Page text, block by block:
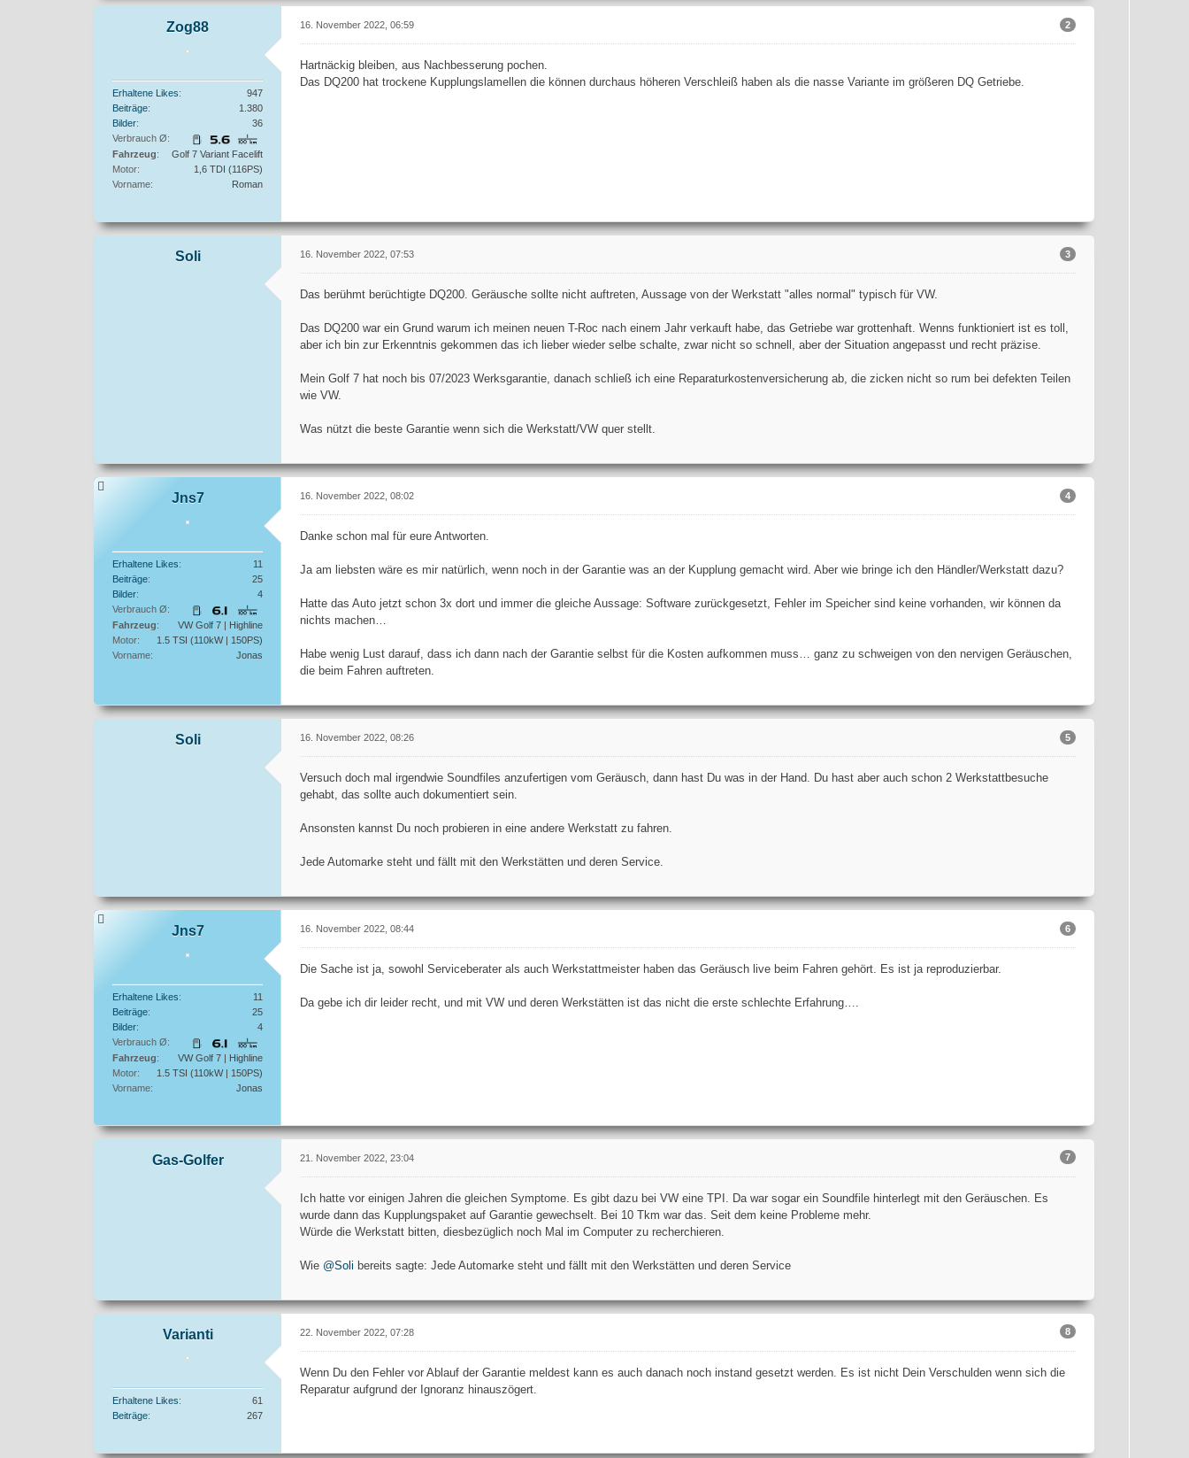
Zog88
Erhaltene Likes
947
Beiträge
1.380
Bilder
36
Verbrauch Ø
Fahrzeug
Golf 7 Variant Facelift
Motor
1,6 TDI (116PS)
Vorname
Roman
2
16. November 2022, 06:59
Hartnäckig bleiben, aus Nachbesserung pochen.
Das DQ200 hat trockene Kupplungslamellen die können durchaus höheren Verschleiß haben als die nasse Variante im größeren DQ Getriebe.
Soli 3
16. November 2022, 07:53
Das berühmt berüchtigte DQ200. Geräusche sollte nicht auftreten, Aussage von der Werkstatt "alles normal" typisch für VW.
Das DQ200 war ein Grund warum ich meinen neuen T-Roc nach einem Jahr verkauft habe, das Getriebe war grottenhaft. Wenns funktioniert ist es toll,
aber ich bin zur Erkenntnis gekommen das ich lieber wieder selbe schalte, zwar nicht so schnell, aber der Situation angepasst und recht präzise.
Mein Golf 7 hat noch bis 07/2023 Werksgarantie, danach schließ ich eine Reparaturkostenversicherung ab, die zicken nicht so rum bei defekten Teilen
wie VW.
Was nützt die beste Garantie wenn sich die Werkstatt/VW quer stellt.
Jns7
Erhaltene Likes
11
Beiträge
25
Bilder
4
Verbrauch Ø
Fahrzeug
VW Golf 7 | Highline
Motor
1.5 TSI (110kW | 150PS)
Vorname
Jonas
4
16. November 2022, 08:02
Danke schon mal für eure Antworten.
Ja am liebsten wäre es mir natürlich, wenn noch in der Garantie was an der Kupplung gemacht wird. Aber wie bringe ich den Händler/Werkstatt dazu?
Hatte das Auto jetzt schon 3x dort und immer die gleiche Aussage: Software zurückgesetzt, Fehler im Speicher sind keine vorhanden, wir können da
nichts machen…
Habe wenig Lust darauf, dass ich dann nach der Garantie selbst für die Kosten aufkommen muss… ganz zu schweigen von den nervigen Geräuschen,
die beim Fahren auftreten.
Soli 5
16. November 2022, 08:26
Versuch doch mal irgendwie Soundfiles anzufertigen vom Geräusch, dann hast Du was in der Hand. Du hast aber auch schon 2 Werkstattbesuche
gehabt, das sollte auch dokumentiert sein.
Ansonsten kannst Du noch probieren in eine andere Werkstatt zu fahren.
Jede Automarke steht und fällt mit den Werkstätten und deren Service.
Jns7
Erhaltene Likes
11
Beiträge
25
Bilder
4
Verbrauch Ø
Fahrzeug
VW Golf 7 | Highline
Motor
1.5 TSI (110kW | 150PS)
Vorname
Jonas
6
16. November 2022, 08:44
Die Sache ist ja, sowohl Serviceberater als auch Werkstattmeister haben das Geräusch live beim Fahren gehört. Es ist ja reproduzierbar.
Da gebe ich dir leider recht, und mit VW und deren Werkstätten ist das nicht die erste schlechte Erfahrung….
Gas-Golfer 7
21. November 2022, 23:04
Ich hatte vor einigen Jahren die gleichen Symptome. Es gibt dazu bei VW eine TPI. Da war sogar ein Soundfile hinterlegt mit den Geräuschen. Es
wurde dann das Kupplungspaket auf Garantie gewechselt. Bei 10 Tkm war das. Seit dem keine Probleme mehr.
Würde die Werkstatt bitten, diesbezüglich noch Mal im Computer zu recherchieren.
Wie @Soli bereits sagte: Jede Automarke steht und fällt mit den Werkstätten und deren Service
Varianti
Erhaltene Likes
61
Beiträge
267
8
22. November 2022, 07:28
Wenn Du den Fehler vor Ablauf der Garantie meldest kann es auch danach noch instand gesetzt werden. Es ist nicht Dein Verschulden wenn sich die
Reparatur aufgrund der Ignoranz hinauszögert.